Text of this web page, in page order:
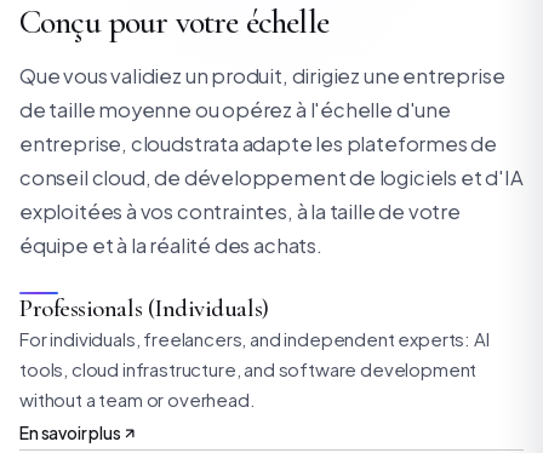
Conçu pour votre échelle
Que vous validiez un produit, dirigiez une entreprise
de taille moyenne ou opérez à l'échelle d'une
entreprise, cloudstrata adapte les plateformes de
conseil cloud, de développement de logiciels et d'IA
exploitées à vos contraintes, à la taille de votre
équipe et à la réalité des achats.
Professionals (Individuals)
For individuals, freelancers, and independent experts: AI
tools, cloud infrastructure, and software development
without a team or overhead.
En savoir plus